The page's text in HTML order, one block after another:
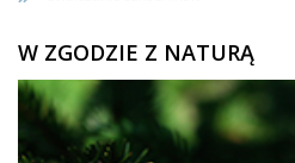
W ZGODZIE Z NATURĄ